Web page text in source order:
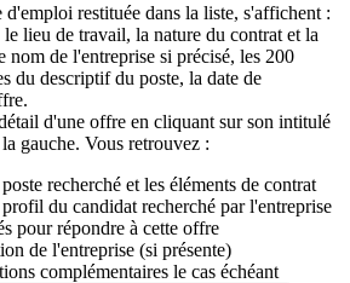
restituée dans la liste, s'affichent :
lieu de travail, la nature du contrat et la
nom de l'entreprise si précisé, les 200
du descriptif du poste, la date de
d'une offre en cliquant sur son intitulé
gauche. Vous retrouvez :
recherché et les éléments de contrat
du candidat recherché par l'entreprise
pour répondre à cette offre
de l'entreprise (si présente)
complémentaires le cas échéant